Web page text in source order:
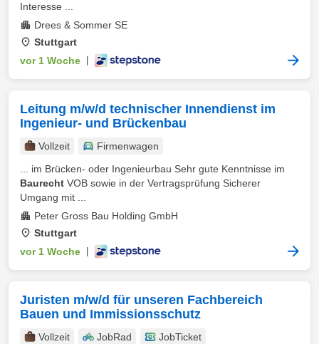
Interesse ...
Drees & Sommer SE
Stuttgart
vor 1 Woche
Leitung m/w/d technischer Innendienst im
Ingenieur- und Brückenbau
Vollzeit
Firmenwagen
... im Brücken- oder Ingenieurbau Sehr gute Kenntnisse im
Baurecht VOB sowie in der Vertragsprüfung Sicherer
Umgang mit ...
Peter Gross Bau Holding GmbH
Stuttgart
vor 1 Woche
Juristen m/w/d für unseren Fachbereich
Bauen und Immissionsschutz
Vollzeit JobRad
JobTicket